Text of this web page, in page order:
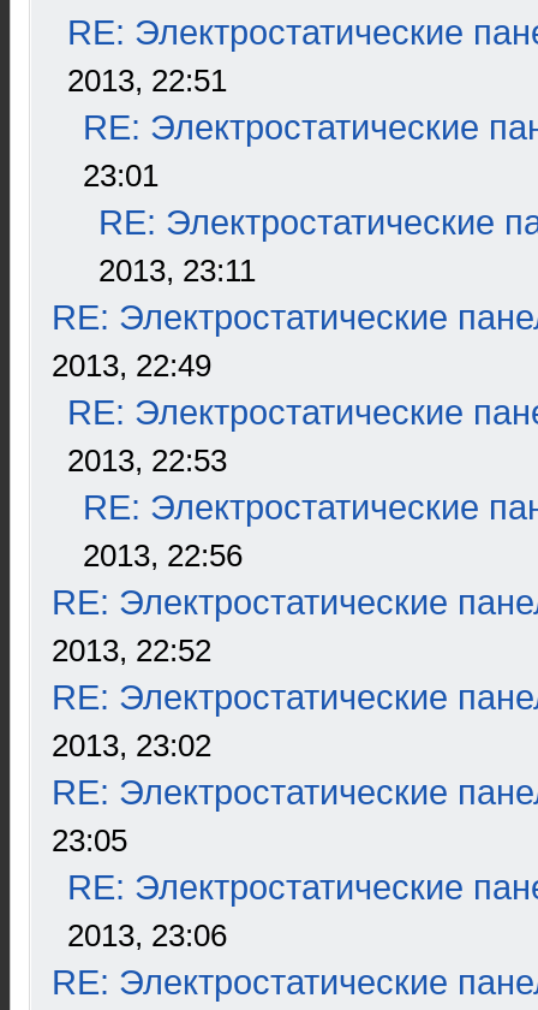
RE: Электростатические
2013, 22:51
RE: Электростатические
23:01
RE: Электростатические
2013, 23:11
RE: Электростатические
2013, 22:49
RE: Электростатические
2013, 22:53
RE: Электростатические
2013, 22:56
RE: Электростатические
2013, 22:52
RE: Электростатические
2013, 23:02
RE: Электростатические
23:05
RE: Электростатические
2013, 23:06
RE: Электростатические